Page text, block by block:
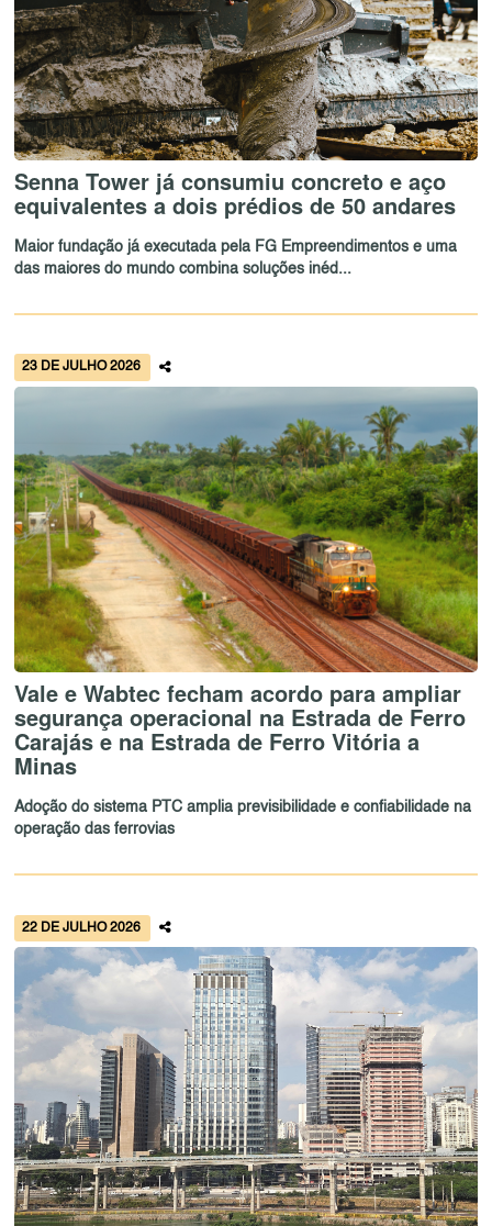
Senna Tower já consumiu concreto e aço
equivalentes a dois prédios de 50 andares
Maior fundação já executada pela FG Empreendimentos e uma
das maiores do mundo combina soluções inéd...
23 DE JULHO 2026
Vale e Wabtec fecham acordo para ampliar
segurança operacional na Estrada de Ferro
Carajás e na Estrada de Ferro Vitória a
Minas
Adoção do sistema PTC amplia previsibilidade e confiabilidade na
operação das ferrovias
22 DE JULHO 2026